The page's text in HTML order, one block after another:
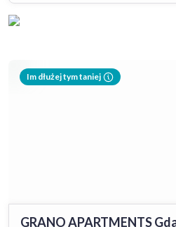
Im dłużej tym taniej
GRANO APARTMENTS